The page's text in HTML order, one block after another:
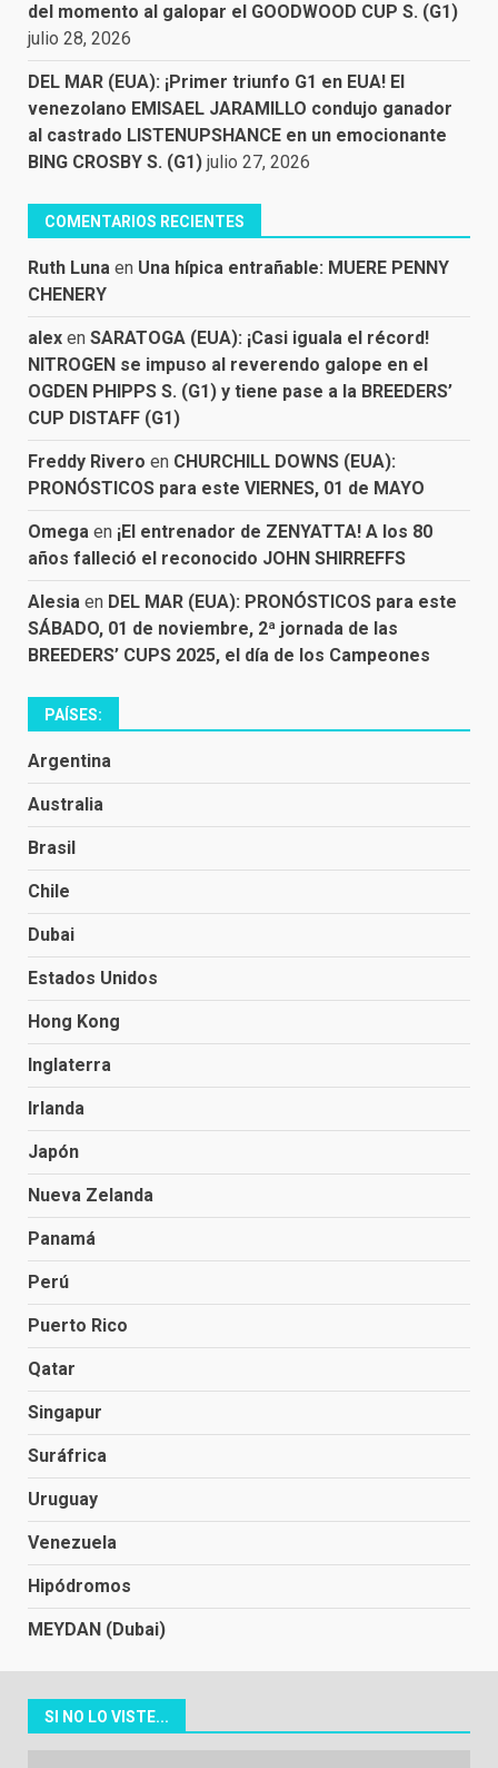
del momento al galopar el GOODWOOD CUP S. (G1)
julio 28, 2026
DEL MAR (EUA): ¡Primer triunfo G1 en EUA! El
venezolano EMISAEL JARAMILLO condujo ganador
al castrado LISTENUPSHANCE en un emocionante
BING CROSBY S. (G1) julio 27, 2026
COMENTARIOS RECIENTES
Ruth Luna en Una hípica entrañable: MUERE PENNY
CHENERY
alex en SARATOGA (EUA): ¡Casi iguala el récord!
NITROGEN se impuso al reverendo galope en el
OGDEN PHIPPS S. (G1) y tiene pase a la BREEDERS’
CUP DISTAFF (G1)
Freddy Rivero en CHURCHILL DOWNS (EUA):
PRONÓSTICOS para este VIERNES, 01 de MAYO
Omega en ¡El entrenador de ZENYATTA! A los 80
años falleció el reconocido JOHN SHIRREFFS
Alesia en DEL MAR (EUA): PRONÓSTICOS para este
SÁBADO, 01 de noviembre, 2ª jornada de las
BREEDERS’ CUPS 2025, el día de los Campeones
PAÍSES:
Argentina
Australia
Brasil
Chile
Dubai
Estados Unidos
Hong Kong
Inglaterra
Irlanda
Japón
Nueva Zelanda
Panamá
Perú
Puerto Rico
Qatar
Singapur
Suráfrica
Uruguay
Venezuela
Hipódromos
MEYDAN (Dubai)
SI NO LO VISTE...